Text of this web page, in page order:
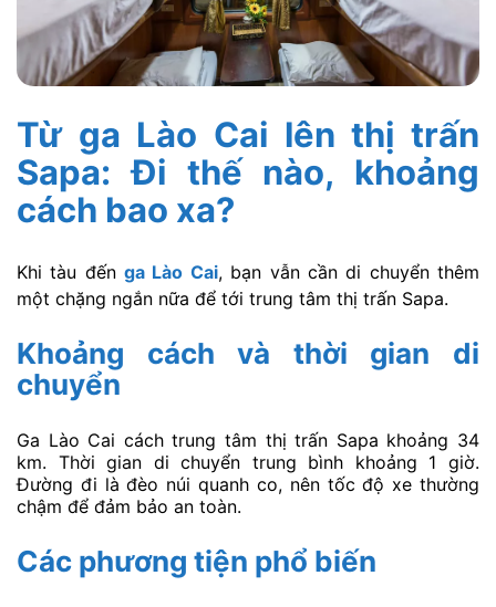
Từ ga Lào Cai lên thị trấn
Sapa: Đi thế nào, khoảng
cách bao xa?
Khi tàu đếnga Lào Cai, bạn vẫn cần di chuyển thêm
một chặng ngắn nữa để tới trung tâm thị trấn Sapa.
Khoảng cách và thời gian di
chuyển
Ga Lào Cai cách trung tâm thị trấn Sapa khoảng 34
km. Thời gian di chuyển trung bình khoảng 1 giờ.
Đường đi là đèo núi quanh co, nên tốc độ xe thường
chậm để đảm bảo an toàn.
Các phương tiện phổ biến